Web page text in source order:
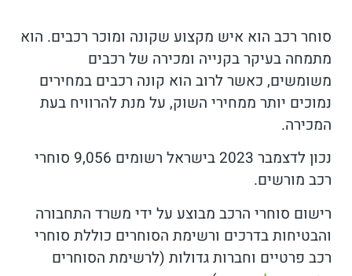
סוחר רכב הוא איש מקצוע שקונה ומוכר רכבים. הוא
מתמחה בעיקר בקנייה ומכירה של רכבים
משומשים, כאשר לרוב הוא קונה רכבים במחירים
נמוכים יותר ממחירי השוק, על מנת להרוויח בעת
המכירה.
נכון לדצמבר 2023 בישראל רשומים 9,056 סוחרי
רכב מורשים.
רישום סוחרי הרכב מבוצע על ידי משרד התחבורה
והבטיחות בדרכים ורשימת הסוחרים כוללת סוחרי
רכב פרטיים וחברות גדולות (לרשימת הסוחרים